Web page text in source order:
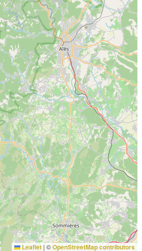
Leaflet | ©OpenStreetMap contributors